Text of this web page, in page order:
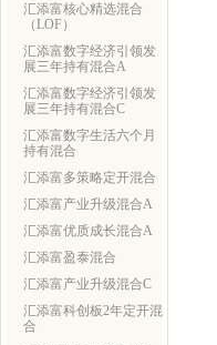
汇添富核心精选混合
（LOF）
汇添富数字经济引领发
展三年持有混合A
汇添富数字经济引领发
展三年持有混合C
汇添富数字生活六个月
持有混合
汇添富多策略定开混合
汇添富产业升级混合A
汇添富优质成长混合A
汇添富盈泰混合
汇添富产业升级混合C
汇添富科创板2年定开混
合